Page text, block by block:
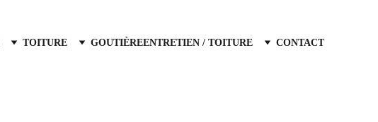
TOITURE GOUTIÈREENTRETIEN / TOITURE CONTACT